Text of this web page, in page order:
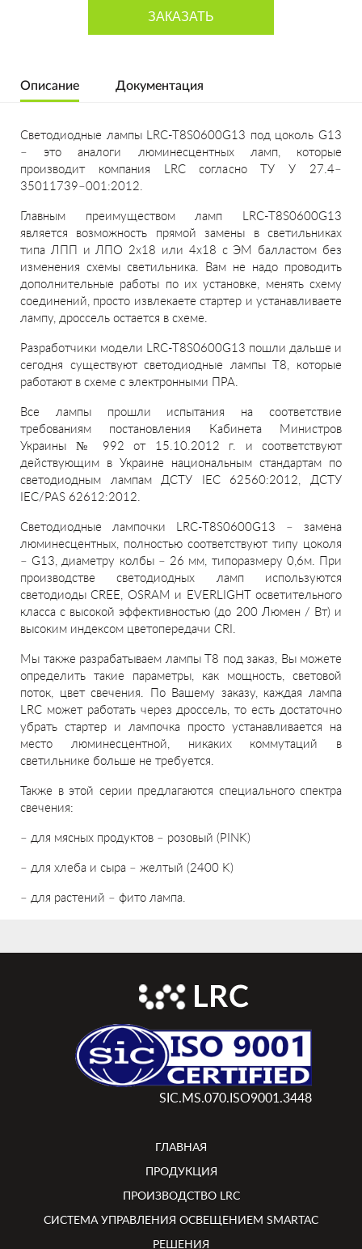
ЗАКАЗАТЬ
Описание Документация
Светодиодные лампы LRC-T8S0600G13 под цоколь G13
– это аналоги люминесцентных ламп, которые
производит компания LRC согласно ТУ У 27.4–
35011739–001:2012.
Главным преимуществом ламп LRC-T8S0600G13
является возможность прямой замены в светильниках
типа ЛПП и ЛПО 2х18 или 4х18 с ЭМ балластом без
изменения схемы светильника. Вам не надо проводить
дополнительные работы по их установке, менять схему
соединений, просто извлекаете стартер и устанавливаете
лампу, дроссель остается в схеме.
Разработчики модели LRC-T8S0600G13 пошли дальше и
сегодня существуют светодиодные лампы Т8, которые
работают в схеме с электронными ПРА.
Все лампы прошли испытания на соответствие
требованиям постановления Кабинета Министров
Украины № 992 от 15.10.2012 г. и соответствуют
действующим в Украине национальным стандартам по
светодиодным лампам ДСТУ IEC 62560:2012, ДСТУ
IEC/PAS 62612:2012.
Светодиодные лампочки LRC-T8S0600G13 – замена
люминесцентных, полностью соответствуют типу цоколя
– G13, диаметру колбы – 26 мм, типоразмеру 0,6м. При
производстве светодиодных ламп используются
светодиоды CREE, OSRAM и EVERLIGHT осветительного
класса с высокой эффективностью (до 200 Люмен / Вт) и
высоким индексом цветопередачи CRI.
Мы также разрабатываем лампы Т8 под заказ, Вы можете
определить такие параметры, как мощность, световой
поток, цвет свечения. По Вашему заказу, каждая лампа
LRC может работать через дроссель, то есть достаточно
убрать стартер и лампочка просто устанавливается на
место люминесцентной, никаких коммутаций в
светильнике больше не требуется.
Также в этой серии предлагаются специального спектра
свечения:
– для мясных продуктов – розовый (PINK)
– для хлеба и сыра – желтый (2400 K)
– для растений – фито лампа.
SIC.MS.070.ISO9001.3448
ГЛАВНАЯ
ПРОДУКЦИЯ
ПРОИЗВОДСТВО LRC
СИСТЕМА УПРАВЛЕНИЯ ОСВЕЩЕНИЕМ SMARTAC
РЕШЕНИЯ